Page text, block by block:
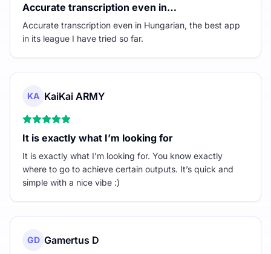
Accurate transcription even in…
Accurate transcription even in Hungarian, the best app
in its league I have tried so far.
KA KaiKai ARMY
It is exactly what I’m looking for
It is exactly what I’m looking for. You know exactly
where to go to achieve certain outputs. It’s quick and
simple with a nice vibe :)
GD Gamertus D